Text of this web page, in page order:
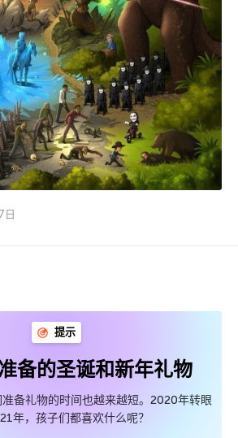
日
提示
备的圣诞和新年礼物
备礼物的时间也越来越短。2020年转眼
年，孩子们都喜欢什么呢？